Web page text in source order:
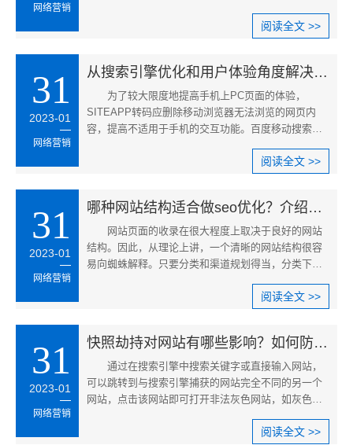
网络营销
阅读全文 >>
31
2023-01
网络营销
从搜索引擎优化和用户体验角度解决百度转码问题
为了较大限度地提高手机上PC页面的体验，
SITEAPP转码应删除移动浏览器无法浏览的网页内
容，提高不适用于手机的交互功能。百度移动搜索还
阅读全文 >>
31
2023-01
网络营销
哪种网站结构适合做seo优化？介绍合理网站结构标准
网站页面的收录在很大程度上取决于良好的网站
结构。因此，从理论上讲，一个清晰的网站结构很容
易向蜘蛛解释。只要分类和渠道规划得当，分类下增
阅读全文 >>
31
2023-01
网络营销
快照劫持对网站有哪些影响？如何防止快照劫持？
通过在搜索引擎中搜索关键字或直接输入网站，
可以跳转到与搜索引擎捕获的网站完全不同的另一个
网站，点击该网站即可打开非法灰色网站，如灰色网
阅读全文 >>